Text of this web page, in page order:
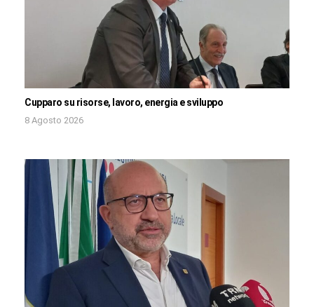
Cupparo su risorse, lavoro, energia e sviluppo
8 Agosto 2026